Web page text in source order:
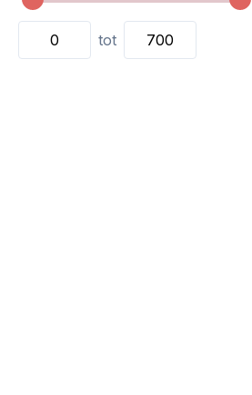
tot